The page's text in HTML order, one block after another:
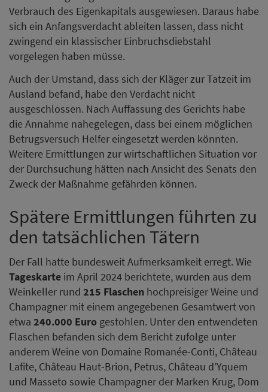
Verbrauch des Eigenkapitals ausgewiesen. Daraus habe
sich ein Anfangsverdacht ableiten lassen, dass nicht
zwingend ein klassischer Einbruchsdiebstahl
vorgelegen haben müsse.
Auch der Umstand, dass sich der Kläger zur Tatzeit im
Ausland befand, habe den Verdacht nicht
ausgeschlossen. Nach Auffassung des Gerichts habe
die Annahme nahegelegen, dass bei einem möglichen
Betrugsversuch Helfer eingesetzt werden könnten.
Weitere Ermittlungen zur wirtschaftlichen Situation vor
der Durchsuchung hätten nach Ansicht des Senats den
Zweck der Maßnahme gefährden können.
Spätere Ermittlungen führten zu
den tatsächlichen Tätern
Der Fall hatte bundesweit Aufmerksamkeit erregt. Wie
Tageskarte im April 2024 berichtete, wurden aus dem
Weinkeller rund 215 Flaschen hochpreisiger Weine und
Champagner mit einem angegebenen Gesamtwert von
etwa 240.000 Euro gestohlen. Unter den entwendeten
Flaschen befanden sich dem Bericht zufolge unter
anderem Weine von Domaine Romanée-Conti, Château
Lafite, Château Haut-Brion, Petrus, Château d’Yquem
und Masseto sowie Champagner der Marken Krug, Dom